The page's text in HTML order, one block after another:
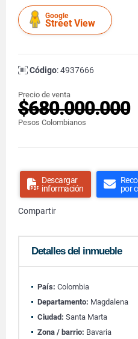
Google
Street View
Código: 4937666
Precio de venta
$680.000.000
Pesos Colombianos
Descargar
información
por
Compartir
Detalles del inmueble
País: Colombia
Departamento: Magdalena
Ciudad: Santa Marta
Zona / barrio: Bavaria